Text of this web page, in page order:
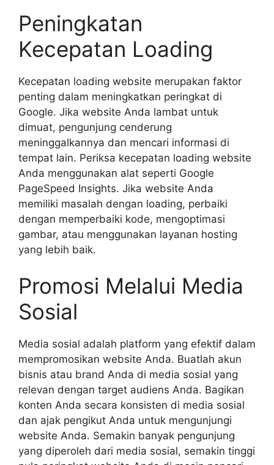
Peningkatan
Kecepatan Loading
Kecepatan loading website merupakan faktor
penting dalam meningkatkan peringkat di
Google. Jika website Anda lambat untuk
dimuat, pengunjung cenderung
meninggalkannya dan mencari informasi di
tempat lain. Periksa kecepatan loading website
Anda menggunakan alat seperti Google
PageSpeed Insights. Jika website Anda
memiliki masalah dengan loading, perbaiki
dengan memperbaiki kode, mengoptimasi
gambar, atau menggunakan layanan hosting
yang lebih baik.
Promosi Melalui Media
Sosial
Media sosial adalah platform yang efektif dalam
mempromosikan website Anda. Buatlah akun
bisnis atau brand Anda di media sosial yang
relevan dengan target audiens Anda. Bagikan
konten Anda secara konsisten di media sosial
dan ajak pengikut Anda untuk mengunjungi
website Anda. Semakin banyak pengunjung
yang diperoleh dari media sosial, semakin tinggi